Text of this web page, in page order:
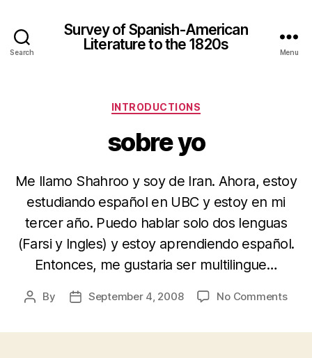
Search
Survey of Spanish-American
Literature to the 1820s
Menu
Categories
INTRODUCTIONS
sobre yo
Me llamo Shahroo y soy de Iran. Ahora, estoy
estudiando español en UBC y estoy en mi
tercer año. Puedo hablar solo dos lenguas
(Farsi y Ingles) y estoy aprendiendo español.
Entonces, me gustaria ser multilingue…
Post
By
PostSeptember 4, 2008 No Commentson